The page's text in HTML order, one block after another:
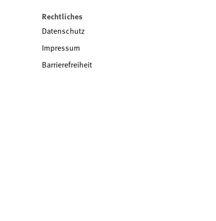
Rechtliches
Datenschutz
Impressum
Barrierefreiheit